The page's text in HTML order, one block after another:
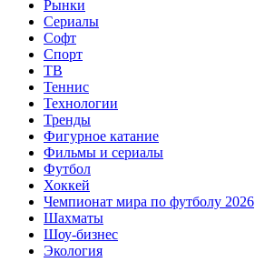
Рынки
Сериалы
Софт
Спорт
ТВ
Теннис
Технологии
Тренды
Фигурное катание
Фильмы и сериалы
Футбол
Хоккей
Чемпионат мира по футболу 2026
Шахматы
Шоу-бизнес
Экология